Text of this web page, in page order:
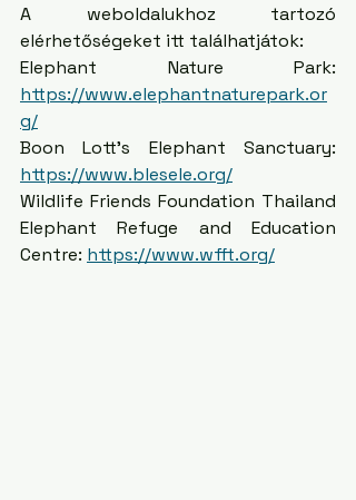
A weboldalukhoz tartozó
elérhetőségeket itt találhatjátok:
https://www.elephantnaturepark.or
g/
https://www.blesele.org/
Wildlife Friends Foundation Thailand
Elephant Refuge and Education
Centre: https://www.wfft.org/